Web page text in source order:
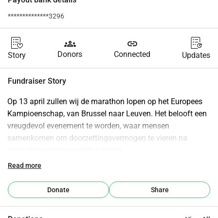
**************3296
Story
groups
Donors
link
Connected Updates
Fundraiser Story
Op 13 april zullen wij de marathon lopen op het Europees
Kampioenschap, van Brussel naar Leuven. Het belooft een
vreugdevol evenement te worden, waar mensen
samenkomen om doorzettingsvermogen te vieren na
Doorzettingsvermogen en het verleggen van grenzen is iets
vaak is doorzetten en obstakels overwinnen enkel mogelijk
als je een stevig, ondersteunend netwerk hebt. En zoals
Read more
Donate Share